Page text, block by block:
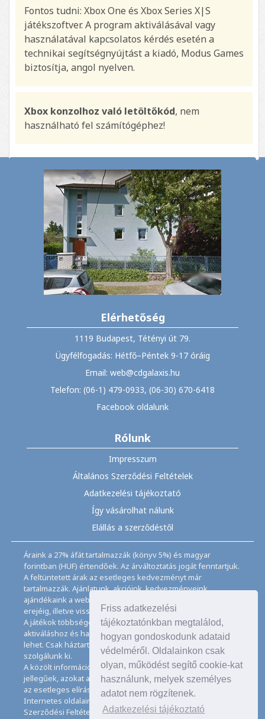
Friss adatkezelési
tájékoztatónkban megtalálod,
hogyan gondoskodunk adataid
védelméről. Oldalainkon csak
olyan, működést segítő cookie-kat
használunk, melyek személyes
adatot nem rögzítenek.
Adatkezelési tájékoztató
Fontos tudni: Xbox One és Xbox Series X|S
játékszoftver. A program aktiválásával vagy
használatával kapcsolatos kérdés esetén a
technikai segítségnyújtást a kiadó, Modus Games
biztosítja, angol nyelven.
Xbox konzolhoz való letöltőkód, nem
használható fel számítógéphez!
Elérhetőség
1119 Budapest, Tétényi út 79.
Ügyfélfogadás: Hétfő–Péntek 9-17 óráig
Email: web@cdgalaxis.hu
Telefon: (06-1) 479-0933, (06-30) 670-6418
Facebook oldalunk
Rólunk
Impresszum
Általános Szerződési Feltételek
Adatkezelési tájékoztató
Így vásárolhat nálunk
Elállás a szerződéstől
Áraink a 27% áfát tartalmazzák (könyv 5%) és magyar
forintban (HUF) értendőek. Az árváltoztatás jogát fenntartjuk.
A feltüntetett árak az esetleges kedvezményt már
tartalmazzák. Ajánlatunk, akcióink, kedvezményeink,
ajándékaink a webáruházban feltüntetett ideig, a készletek
erejéig, illetve visszavonásig érvényesek.
A játékok többségéhez angol nyelvismeret illetve az
aktiváláshoz és használathoz internet kapcsolat szükséges
lehet. Csak háztartásban használatos mennyiségeket
szolgálunk ki.
A közölt információk, adatok, besorolások tájékoztató
jellegűek, azokat a legnagyobb gondossággal kezeljük, de
az esetleges elírásokért felelősséget nem tudunk vállalni.
Internetes oldalaink használatával elfogadja az Általános
Szerződési Feltételeinket és Adatkezelési Tájékoztatónkat,